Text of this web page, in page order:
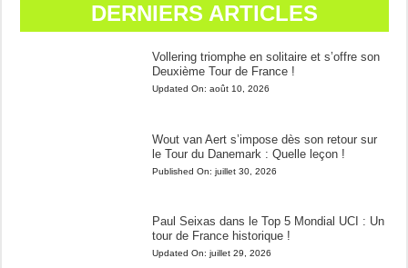
DERNIERS ARTICLES
Vollering triomphe en solitaire et s’offre son
Deuxième Tour de France !
Updated On: août 10, 2026
Wout van Aert s’impose dès son retour sur
le Tour du Danemark : Quelle leçon !
Published On: juillet 30, 2026
Paul Seixas dans le Top 5 Mondial UCI : Un
tour de France historique !
Updated On: juillet 29, 2026